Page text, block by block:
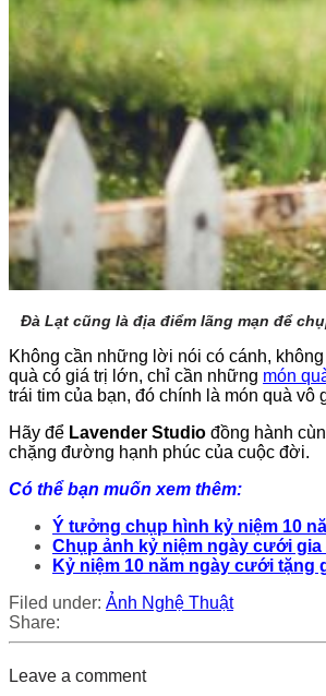
Đà Lạt cũng là địa điểm lãng mạn để
Không cần những lời nói có cánh,
quà có giá trị lớn, chỉ cần những món
trái tim của bạn, đó chính là món quà vô
Hãy để Lavender Studio đồng hành
chặng đường hạnh phúc của cuộc đời.
Có thể bạn muốn xem thêm:
Ý tưởng chụp hình kỷ niệm 10
Chụp ảnh kỷ niệm ngày cưới gia
Kỷ niệm 10 năm ngày cưới tặng
Filed under: Ảnh Nghệ Thuật
Share:
Leave a comment